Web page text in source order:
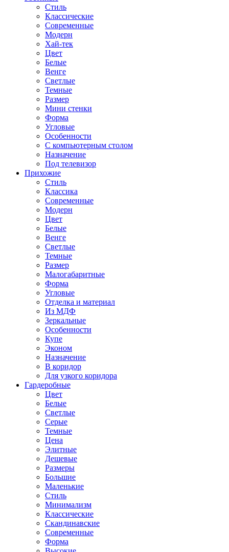
Стиль
Классические
Современные
Модерн
Хай-тек
Цвет
Белые
Венге
Светлые
Темные
Размер
Мини стенки
Форма
Угловые
Особенности
С компьютерным столом
Назначение
Под телевизор
Прихожие
Стиль
Классика
Современные
Модерн
Цвет
Белые
Венге
Светлые
Темные
Размер
Малогабаритные
Форма
Угловые
Отделка и материал
Из МДФ
Зеркальные
Особенности
Купе
Эконом
Назначение
В коридор
Для узкого коридора
Гардеробные
Цвет
Белые
Светлые
Серые
Темные
Цена
Элитные
Дешевые
Размеры
Большие
Маленькие
Стиль
Минимализм
Классические
Скандинавские
Современные
Форма